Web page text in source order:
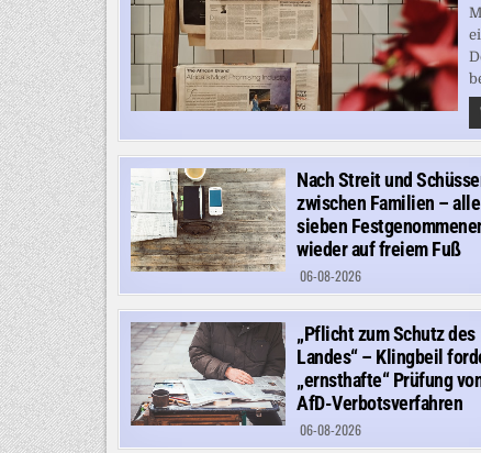
Nach Streit und
zwischen Familien – alle
sieben
wieder auf freiem Fuß
06-08-2026
„Pflicht zum Schutz des
Landes“ – Klingbeil
„ernsthafte“ Prüfung
AfD-Verbotsverfahren
06-08-2026